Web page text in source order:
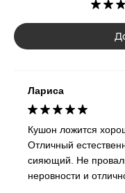
одновременно
Лариса
Кушон ложится
Отличный
сияющий. Не
неровности и